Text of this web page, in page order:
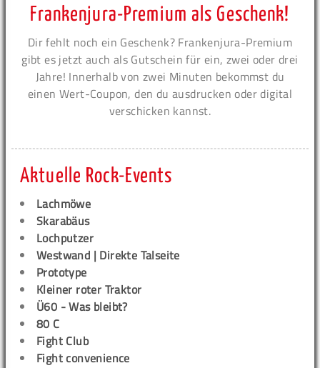
Frankenjura-Premium als Geschenk!
Dir fehlt noch ein Geschenk? Frankenjura-Premium
gibt es jetzt auch als Gutschein für ein, zwei oder drei
Jahre! Innerhalb von zwei Minuten bekommst du
einen Wert-Coupon, den du ausdrucken oder digital
verschicken kannst.
Aktuelle Rock-Events
Lachmöwe
Skarabäus
Lochputzer
Westwand | Direkte Talseite
Prototype
Kleiner roter Traktor
Ü60 - Was bleibt?
80 C
Fight Club
Fight convenience